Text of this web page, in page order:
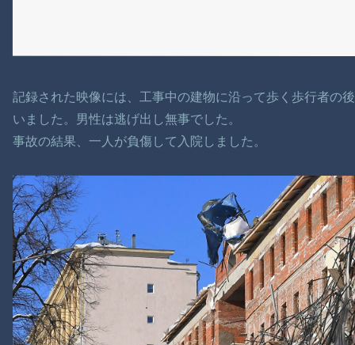
記録された映像には、工事中の建物に沿って歩く歩行者の
いました。男性は逃げ出し無事でした。
事故の結果、一人が負傷して入院しました。